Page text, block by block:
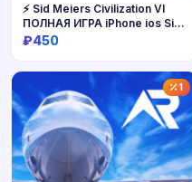
Купить
⚡️ Sid Meiers Civilization VI
ПОЛНАЯ ИГРА iPhone ios Sid
Meier&acute;s Civilization
₽450
1